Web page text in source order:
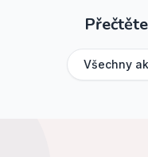
Všechny